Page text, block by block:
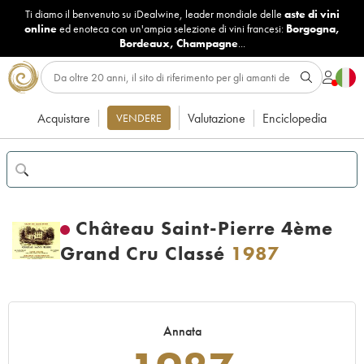
Ti diamo il benvenuto su iDealwine, leader mondiale delle aste di vini
onlineed enoteca con un'ampia selezione di vini francesi: Borgogna,
Bordeaux, Champagne...
Acquistare VENDERE Valutazione Enciclopedia
Château Saint-Pierre 4ème
Grand Cru Classé 1987
Annata